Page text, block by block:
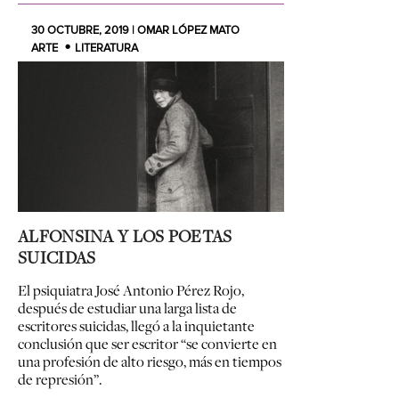
30 OCTUBRE, 2019 | OMAR LÓPEZ MATO
ARTE
LITERATURA
ALFONSINA Y LOS POETAS
SUICIDAS
El psiquiatra José Antonio Pérez Rojo,
después de estudiar una larga lista de
escritores suicidas, llegó a la inquietante
conclusión que ser escritor “se convierte en
una profesión de alto riesgo, más en tiempos
de represión”.